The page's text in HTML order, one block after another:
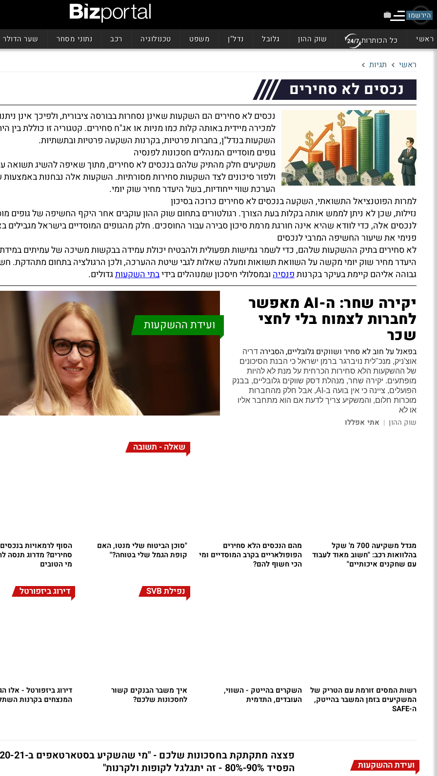
הירשמו
ראשי כל הכותרות שוק ההון גלובל נדל"ן משפט טכנולוגיה רכב נתוני מסחר שער הדולר
ראשי תגיות
נכסים לא סחירים
נכסים לא סחירים הם השקעות שאינן נסחרות בבורסה ציבורית, ולפיכך אינן
למכירה מיידית באותה קלות כמו מניות או אג"ח סחירים. קטגוריה זו כוללת בין
השקעות בנדל"ן, בחברות פרטיות, בקרנות השקעה פרטיות ובתשתיות.
גופים מוסדיים המנהלים חסכונות לפנסיה
משקיעים חלק מהתיק שלהם בנכסים לא סחירים, מתוך שאיפה להשיג תשואה
ולפזר סיכונים לצד השקעות סחירות מסורתיות. השקעות אלה נבחנות באמצעות
הערכת שווי ייחודיות, בשל היעדר מחיר שוק יומי.
למרות הפוטנציאל התשואתי, השקעה בנכסים לא סחירים כרוכה בסיכון
נזילות, שכן לא ניתן לממש אותה בקלות בעת הצורך. רגולטורים בתחום שוק ההון עוקבים אחר היקף החשיפה של גופים
לנכסים אלה, כדי לוודא שהיא אינה חורגת מרמת סיכון סבירה עבור החוסכים. חלק מהגופים המוסדיים בישראל מגבילים
פנימי את שיעור החשיפה המרבי לנכסים
לא סחירים בתיק ההשקעות שלהם, כדי לשמר גמישות תפעולית ולהבטיח יכולת עמידה בבקשות משיכה של עמיתים
היעדר מחיר שוק יומי מקשה על השוואת תשואות ומעלה שאלות לגבי שיטת ההערכה, ולכן הרגולציה בתחום מתהדקת.
גבוהה אליהם קיימת בעיקר בקרנותפנסיהובמסלולי חיסכון שמנוהלים בידיבתי השקעותגדולים.
יקירה שחר: ה-AI מאפשר
לחברות לצמוח בלי לחצי
שכר
בפאנל על חוב לא סחיר ושווקים גלובליים, הסבירה דריה
אוצ'ניק, מנכ"לית נויברגר ברמן ישראל כי הבנת הסיכונים
של ההשקעות הלא סחירות הכרחית על מנת לא להיות
מופתעים. יקירה שחר, מנהלת דסק שווקים גלובליים, בבנק
הפועלים
, ציינה כי אין בועה ב-AI, אבל חלק מהחברות
מוכרות חלום, והמשקיע צריך לדעת אם הוא מתחבר אליו
או לא
שוק ההון | אתי אפללו
ועידת ההשקעות
מגדל משקיעה 700 מ' שקל
בהלוואות רכב: "חשוב מאוד לעבוד
עם שחקנים איכותיים"
מהם הנכסים הלא סחירים
הפופולאריים בקרב המוסדיים ומי
הכי חשוף להם?
שאלה - תשובה
"סוכן הביטוח שלי מנטו, האם
קופת הגמל שלי בטוחה?"
הסוף לרמאויות
סחירים? מדרוג תנסה
מי הטובים
רשות המסים זורמת עם הטריק של
המשקיעים בזמן המשבר בהייטק,
ה-SAFE
השקרים בהייטק - השווי,
העובדים, התדמית
נפילת SVB
איך משבר הבנקים קשור
לחסכונות שלכם?
דירוג ביזפורטל
דירוג ביזפורטל - אלו
המנצחים בקרנות
ועידת ההשקעות
הפסיד 90%-80% - זה יתגלגל לקופות ולקרנות"